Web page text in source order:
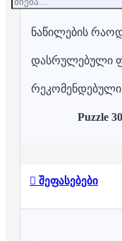
ნაწილების
დასრულებული
რეკომენდებული
Puzzle
შეფასებები